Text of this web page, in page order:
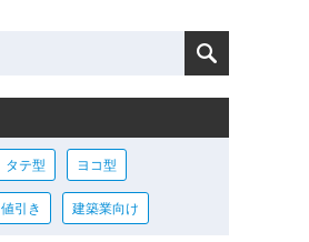
タテ型 ヨコ型
値引き 建築業向け